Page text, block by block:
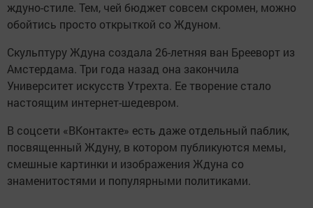
ждуно-стиле. Тем, чей бюджет совсем скромен, можно
обойтись просто открыткой со Ждуном.
Скульптуру Ждуна создала 26-летняя ван Брееворт из
Амстердама. Три года назад она закончила
Университет искусств Утрехта. Ее творение стало
настоящим интернет-шедевром.
В соцсети «ВКонтакте» есть даже отдельный паблик,
посвященный Ждуну, в котором публикуются мемы,
смешные картинки и изображения Ждуна со
знаменитостями и популярными политиками.